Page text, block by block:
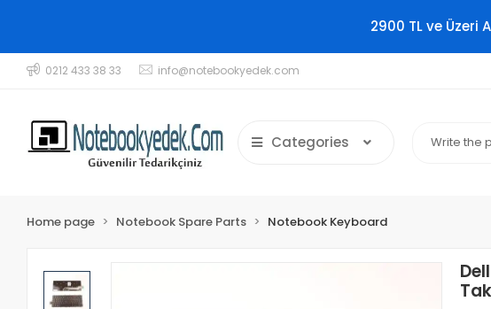
2900 TL ve Üzeri
0212 433 38 33 info@notebookyedek.com
Categories
Home page Notebook Spare Parts Notebook Keyboard